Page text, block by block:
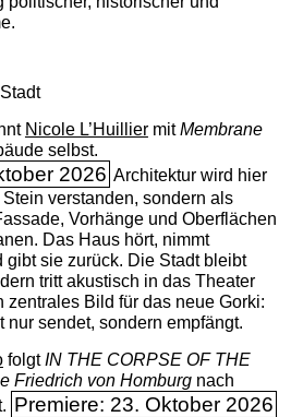
Nicole L’Huilliermit ­Membrane
selbst.
2026 Architektur wird hier
verstanden, sondern als
Vorhänge und Oberflächen
Das Haus hört, nimmt
gibt sie zurück. Die Stadt bleibt
tritt akustisch in das Theater
zentrales Bild für das neue Gorki:
nur sendet, sondern empfängt.
folgtIN THE CORPSE OF THE
Friedrich von Homburgnach
Premiere: 23. Oktober 2026